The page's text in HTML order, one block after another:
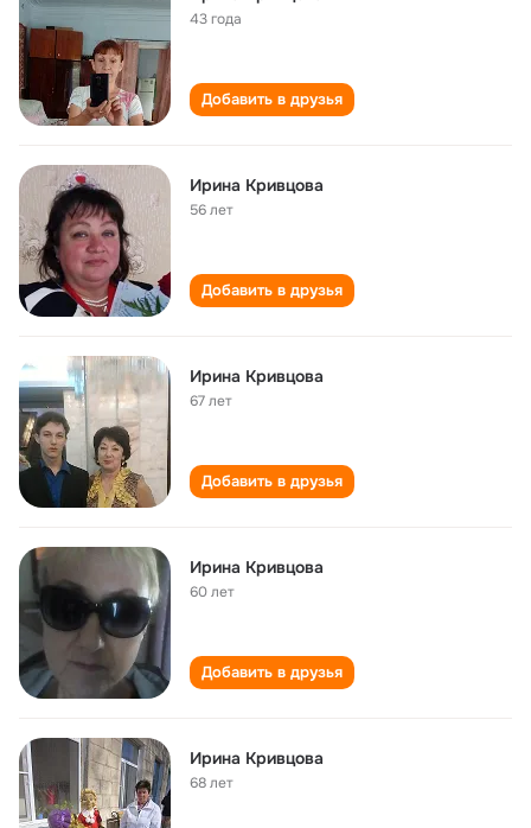
43 года
Добавить в друзья
Ирина Кривцова
56 лет
Добавить в друзья
Ирина Кривцова
67 лет
Добавить в друзья
Ирина Кривцова
60 лет
Добавить в друзья
Ирина Кривцова
68 лет